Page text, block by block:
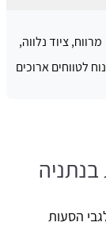
מרווח, ציוד נלווה,
נוח לטווחים ארוכים
הסעות